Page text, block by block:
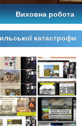
Виховна робота
катастрофи